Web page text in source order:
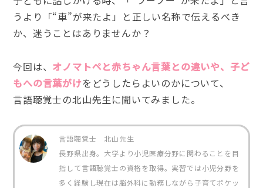
うより「“車”が来たよ」と正しい名称で伝えるべき
か、迷うことはありませんか？
今回は、 オノマトペと赤ちゃん言葉との違いや、子ど
もへの言葉がけをどうしたらよいのかについて、
言語聴覚士の北山先生に聞いてみました。
言語聴覚士 北山先生
長野県出身。大学より小児医療分野に関わることを目
指して言語聴覚士の資格を取得。実習では小児分野を
多く経験し現在は脳外科に勤務しながら子育てポケッ